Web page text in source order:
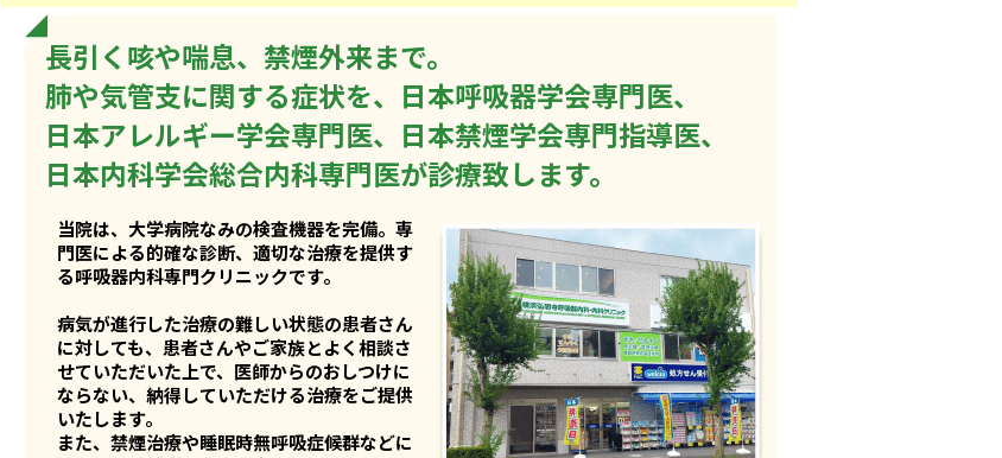
長引く咳や喘息、禁煙外来まで。
肺や気管支に関する症状を、日本呼吸器学会専門医、
日本アレルギー学会専門医、日本禁煙学会専門指導医、
日本内科学会総合内科専門医が診療致します。
当院は、大学病院なみの検査機器を完備。 専
門医による的確な診断、適切な治療を提供す
る呼吸器内科専門クリニックです。
病気が進行した治療の難しい状態の患者さん
に対しても、患者さんやご家族とよく相談さ
せていただいた上で、医師からのおしつけに
ならない、納得していただける治療をご提供
いたします。
また、禁煙治療や睡眠時無呼吸症候群などに